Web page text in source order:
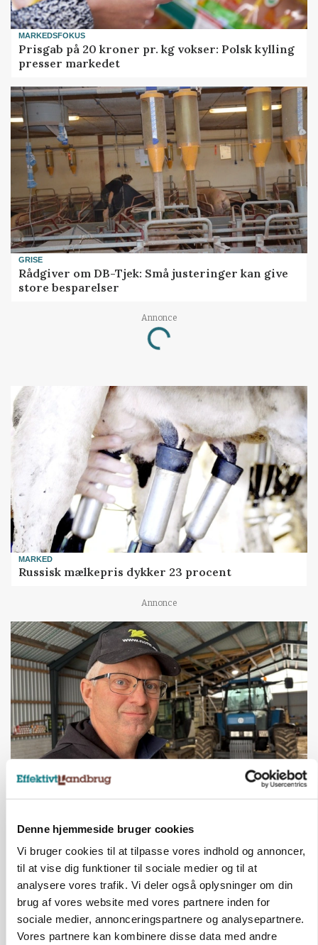
Denne hjemmeside bruger cookies
Vi bruger cookies til at tilpasse vores indhold og annoncer,
til at vise dig funktioner til sociale medier og til at
analysere vores trafik. Vi deler også oplysninger om din
brug af vores website med vores partnere inden for
sociale medier, annonceringspartnere og analysepartnere.
Vores partnere kan kombinere disse data med andre
MARKEDSFOKUS
Prisgab på 20 kroner pr. kg vokser: Polsk kylling
presser markedet
GRISE
Rådgiver om DB-Tjek: Små justeringer kan give
store besparelser
Annonce
Loading...
MARKED
Russisk mælkepris dykker 23 procent
Annonce
protestgruppe vil demonstrere mod ny
gødskningslov
Annonce
KVÆG
Snart kan man søge tilskud til naturprojekter
Annonce